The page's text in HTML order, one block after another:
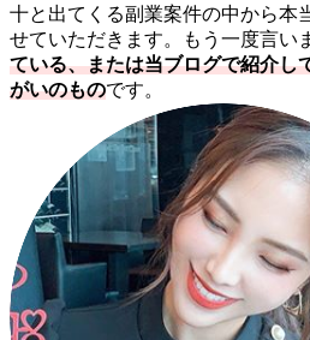
十と出てくる副業案件の中から本
せていただきます。もう一度言い
ている、または当ブログで紹介し
がいのものです。